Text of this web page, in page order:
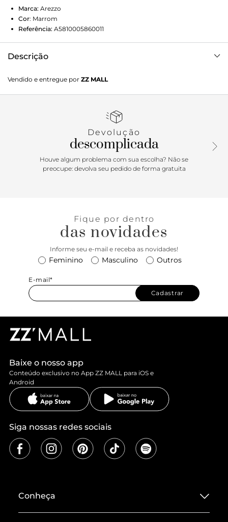
Marca: Arezzo
Cor: Marrom
Referência: A5810005860011
Descrição
formato estruturado e laterais amplas. Traz duas alças de
ombro. Com fecho superior e bag charm em barbicacho de
Vendido e entregue por ZZ MALL
Devolução
descomplicada
Houve algum problema com sua escolha? Não se
preocupe: devolva seu pedido de forma gratuita
Fique por dentro
das novidades
Informe seu e-mail e receba as novidades!
Feminino Masculino Outros
E-mail*
Cadastrar
Baixe o nosso app
Conteúdo exclusivo no App ZZ MALL para iOS e
Android
Siga nossas redes sociais
Conheça